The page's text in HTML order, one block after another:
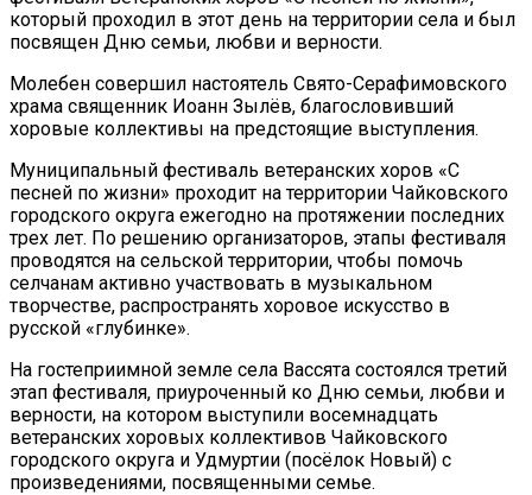
который проходил в этот день на территории села и был
посвящен Дню семьи, любви и верности.
Молебен совершил настоятель Свято-Серафимовского
храма священник Иоанн Зылёв, благословивший
хоровые коллективы на предстоящие выступления.
Муниципальный фестиваль ветеранских хоров «С
песней по жизни» проходит на территории Чайковского
городского округа ежегодно на протяжении последних
трех лет. По решению организаторов, этапы фестиваля
проводятся на сельской территории, чтобы помочь
селчанам активно участвовать в музыкальном
творчестве, распространять хоровое искусство в
русской «глубинке».
На гостеприимной земле села Вассята состоялся третий
этап фестиваля, приуроченный ко Дню семьи, любви и
верности, на котором выступили восемнадцать
ветеранских хоровых коллективов Чайковского
городского округа и Удмуртии (посёлок Новый) с
произведениями, посвященными семье.